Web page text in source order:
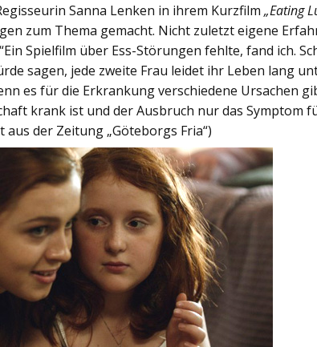
Sanna Lenken in ihrem Kurzfilm„Eating
zum Thema gemacht. Nicht zuletzt eigene
Spielfilm über Ess-Störungen fehlte, fand ich.
sagen, jede zweite Frau leidet ihr Leben lang
es für die Erkrankung verschiedene Ursachen
krank ist und der Ausbruch nur das Symptom
aus der Zeitung „Göteborgs Fria“)